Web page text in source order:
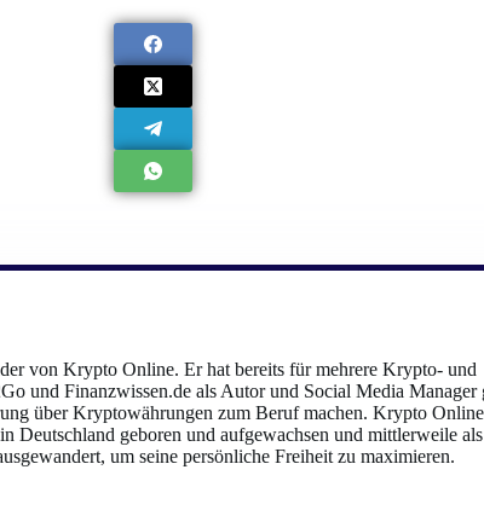
von Krypto Online. Er hat bereits für mehrere Krypto- und
und Finanzwissen.de als Autor und Social Media Manager
über Kryptowährungen zum Beruf machen. Krypto
Deutschland geboren und aufgewachsen und mittlerweile
um seine persönliche Freiheit zu maximieren.